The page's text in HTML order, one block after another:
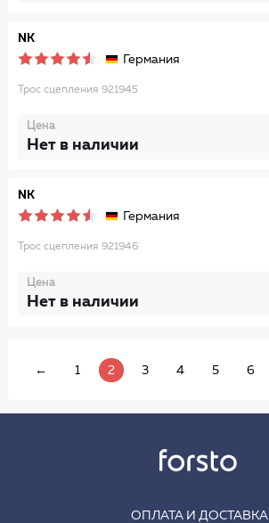
NK
Германия
Трос сцепления 921945
Цена
Нет в наличии
NK
Германия
Трос сцепления 921946
Цена
Нет в наличии
← 1 2 3 4 5 6
ОПЛАТА И ДОСТАВКА